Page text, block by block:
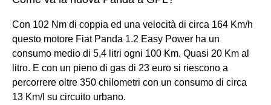
Con 102 Nm di coppia ed una velocità di circa 164 Km/h
questo motore Fiat Panda 1.2 Easy Power ha un
consumo medio di 5,4 litri ogni 100 Km. Quasi 20 Km al
litro. E con un pieno di gas di 23 euro si riescono a
percorrere oltre 350 chilometri con un consumo di circa
13 Km/l su circuito urbano.